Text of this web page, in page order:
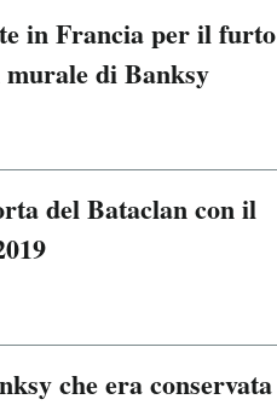
in Francia per il furto
di Banksy
del Bataclan con il
che era conservata